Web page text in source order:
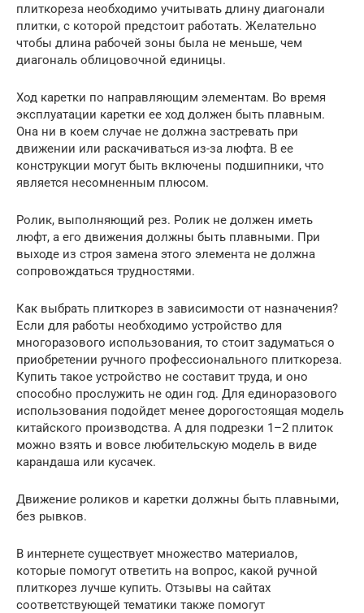
плиткореза необходимо учитывать длину диагонали
плитки, с которой предстоит работать. Желательно
чтобы длина рабочей зоны была не меньше, чем
диагональ облицовочной единицы.
Ход каретки по направляющим элементам. Во время
эксплуатации каретки ее ход должен быть плавным.
Она ни в коем случае не должна застревать при
движении или раскачиваться из-за люфта. В ее
конструкции могут быть включены подшипники, что
является несомненным плюсом.
Ролик, выполняющий рез. Ролик не должен иметь
люфт, а его движения должны быть плавными. При
выходе из строя замена этого элемента не должна
сопровождаться трудностями.
Как выбрать плиткорез в зависимости от назначения?
Если для работы необходимо устройство для
многоразового использования, то стоит задуматься о
приобретении ручного профессионального плиткореза.
Купить такое устройство не составит труда, и оно
способно прослужить не один год. Для единоразового
использования подойдет менее дорогостоящая модель
китайского производства. А для подрезки 1–2 плиток
можно взять и вовсе любительскую модель в виде
карандаша или кусачек.
Движение роликов и каретки должны быть плавными,
без рывков.
В интернете существует множество материалов,
которые помогут ответить на вопрос, какой ручной
плиткорез лучше купить. Отзывы на сайтах
соответствующей тематики также помогут